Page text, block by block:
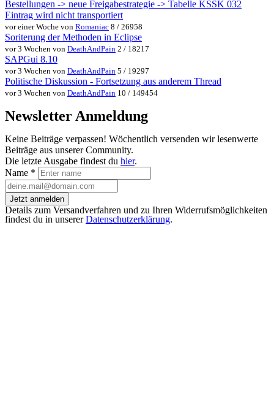
Bestellungen -> neue Freigabestrategie -> Tabelle KSSK 032
Eintrag wird nicht transportiert
vor einer Woche von Romaniac 8 / 26958
Soriterung der Methoden in Eclipse
vor 3 Wochen von DeathAndPain 2 / 18217
SAPGui 8.10
vor 3 Wochen von DeathAndPain 5 / 19297
Politische Diskussion - Fortsetzung aus anderem Thread
vor 3 Wochen von DeathAndPain 10 / 149454
Newsletter Anmeldung
Keine Beiträge verpassen! Wöchentlich versenden wir lesenwerte
Beiträge aus unserer Community.
Die letzte Ausgabe findest du hier.
Name *
Jetzt anmelden
Details zum Versandverfahren und zu Ihren Widerrufsmöglichkeiten
findest du in unsererDatenschutzerklärung.